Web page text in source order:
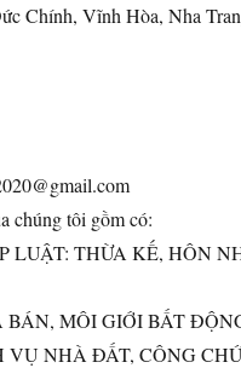
Chính, Vĩnh Hòa, Nha
chúng tôi gồm có:
LUẬT: THỪA KẾ, HÔN
BÁN, MÔI GIỚI BẤT
VỤ NHÀ ĐẤT, CÔNG